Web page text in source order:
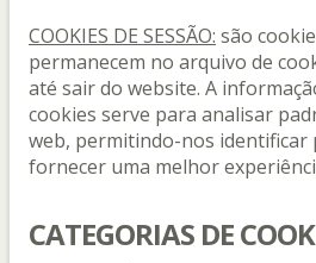
COOKIES DE SESSÃO: são
permanecem no arquivo de
até sair do website. A
cookies serve para analisar
web, permitindo-nos identificar
fornecer uma melhor
CATEGORIAS DE